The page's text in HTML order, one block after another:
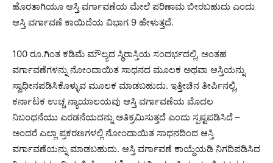
ಹೊರತಾಗಿಯೂ ಆಸ್ತಿ ವರ್ಗಾವಣೆಯ ಮೇಲೆ ಪರಿಣಾಮ ಬೀರಬಹುದು ಎಂದು
ಆಸ್ತಿ ವರ್ಗಾವಣೆ ಕಾಯಿದೆಯ ವಿಭಾಗ 9 ಹೇಳುತ್ತದೆ.
100 ರೂ.ಗಿಂತ ಕಡಿಮೆ ಮೌಲ್ಯದ ಸ್ಥಿರಾಸ್ತಿಯ ಸಂದರ್ಭದಲ್ಲಿ, ಅಂತಹ
ವರ್ಗಾವಣೆಗಳನ್ನು ನೋಂದಾಯಿತ ಸಾಧನದ ಮೂಲಕ ಅಥವಾ ಆಸ್ತಿಯನ್ನು
ಸ್ವಾಧೀನಪಡಿಸಿಕೊಳ್ಳುವ ಮೂಲಕ ಮಾಡಬಹುದು. ಇತ್ತೀಚಿನ ತೀರ್ಪಿನಲ್ಲಿ,
ಕರ್ನಾಟಕ ಉಚ್ಚ ನ್ಯಾಯಾಲಯವು ಆಸ್ತಿ ವರ್ಗಾವಣೆಯ ಮೊದಲ
ನಿಬಂಧನೆಯು ಎರಡನೆಯದನ್ನು ಅತಿಕ್ರಮಿಸುತ್ತದೆ ಎಂದು ಸ್ಪಷ್ಟಪಡಿಸಿದೆ –
ಅಂದರೆ ಎಲ್ಲಾ ಪ್ರಕರಣಗಳಲ್ಲಿ ನೋಂದಾಯಿತ ಸಾಧನದಿಂದ ಆಸ್ತಿ
ವರ್ಗಾವಣೆಯನ್ನು ಮಾಡಬಹುದು. ಆಸ್ತಿ ವರ್ಗಾವಣೆ ಕಾಯ್ದೆಯಡಿ ನಿಗದಿಪಡಿಸಿದ